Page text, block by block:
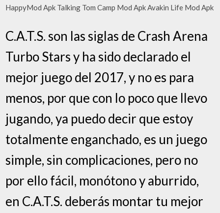
HappyMod Apk Talking Tom Camp Mod Apk Avakin Life Mod Apk
C.A.T.S. son las siglas de Crash Arena
Turbo Stars y ha sido declarado el
mejor juego del 2017, y no es para
menos, por que con lo poco que llevo
jugando, ya puedo decir que estoy
totalmente enganchado, es un juego
simple, sin complicaciones, pero no
por ello fácil, monótono y aburrido,
en C.A.T.S. deberás montar tu mejor